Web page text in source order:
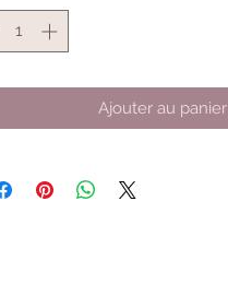
Ajouter au panier